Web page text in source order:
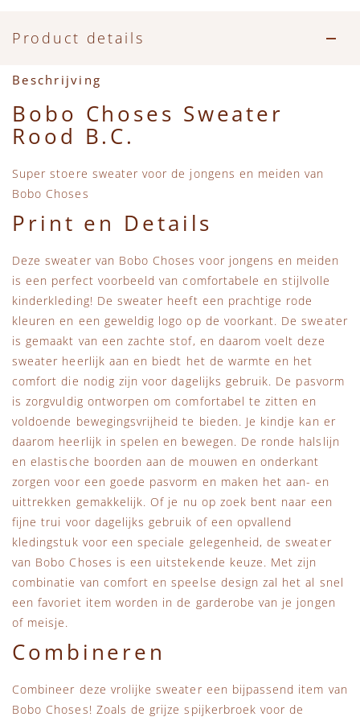
Zwemkleding
Feestkleding
Beren, Speendoekjes en Knuffeldoekjes
Verzorgingsproducten
Beren
Mini Rodini
+1 in the family
New Balance
Piupiuchick
Play Up
Sproet & Sprout
Tiny Cottons
Product details
Beschrijving
Bobo Choses Sweater
Rood B.C.
Super stoere sweater voor de jongens en meiden van
Bobo Choses
Print en Details
Deze sweater van Bobo Choses voor jongens en meiden
is een perfect voorbeeld van comfortabele en stijlvolle
kinderkleding! De sweater heeft een prachtige rode
kleuren en een geweldig logo op de voorkant. De sweater
is gemaakt van een zachte stof, en daarom voelt deze
sweater heerlijk aan en biedt het de warmte en het
comfort die nodig zijn voor dagelijks gebruik. De pasvorm
is zorgvuldig ontworpen om comfortabel te zitten en
voldoende bewegingsvrijheid te bieden. Je kindje kan er
daarom heerlijk in spelen en bewegen. De ronde halslijn
en elastische boorden aan de mouwen en onderkant
zorgen voor een goede pasvorm en maken het aan- en
uittrekken gemakkelijk. Of je nu op zoek bent naar een
fijne trui voor dagelijks gebruik of een opvallend
kledingstuk voor een speciale gelegenheid, de sweater
van Bobo Choses is een uitstekende keuze. Met zijn
combinatie van comfort en speelse design zal het al snel
een favoriet item worden in de garderobe van je jongen
of meisje.
Combineren
Combineer deze vrolijke sweater een bijpassend item van
Bobo Choses! Zoals de grijze spijkerbroek voor de